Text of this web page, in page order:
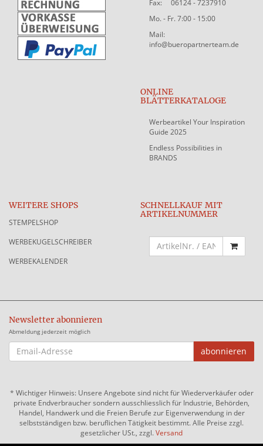
Fax: 06124 - 7237910
Mo. - Fr. 7:00 - 15:00
Mail:
info@bueropartnerteam.de
ONLINE
BLÄTTERKATALOGE
Werbeartikel Your Inspiration
Guide 2025
Endless Possibilities in
BRANDS
WEITERE SHOPS
STEMPELSHOP
WERBEKUGELSCHREIBER
WERBEKALENDER
SCHNELLKAUF MIT
ARTIKELNUMMER
Newsletter abonnieren
Abmeldung jederzeit möglich
EMAIL-
ADRESSE
abonnieren
* Wichtiger Hinweis: Unsere Angebote sind nicht für Wiederverkäufer oder
private Endverbraucher sondern ausschliesslich für Industrie, Behörden,
Handel, Handwerk und die Freien Berufe zur Eigenverwendung in der
selbstständigen bzw. beruflichen Tätigkeit bestimmt. Alle Preise zzgl.
gesetzlicher USt., zzgl.Versand